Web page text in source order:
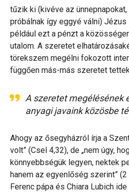
tűzik ki (kivéve az
próbálnak így eggyé válni)
például ezt a pénzt a
utalom. A szeretet
törekszem megélni fokozott
függően más-más szeretet
A szeretet megélésének
anyagi javaink közösbe
Ahogy az ősegyházról írja a
volt” (Csel 4,32), de „nem úgy,
könnyebbségük legyen, nektek
hanem az egyenlőség szerint” (2
Ferenc pápa és Chiara Lubich